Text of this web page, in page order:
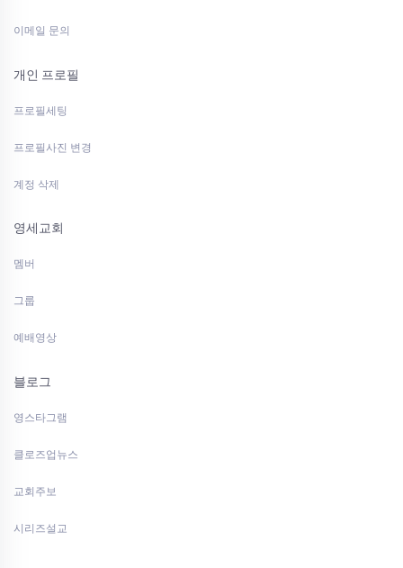
이메일 문의
개인 프로필
프로필세팅
프로필사진 변경
계정 삭제
영세교회
멤버
그룹
예배영상
블로그
영스타그램
클로즈업뉴스
교회주보
시리즈설교